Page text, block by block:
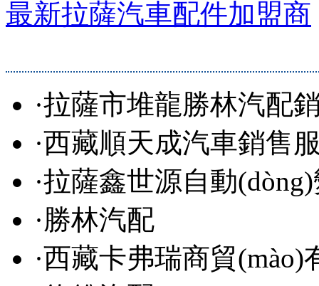
最新拉薩汽車配件加盟商
·拉薩市堆龍勝林汽配
·西藏順天成汽車銷售
·拉薩鑫世源自動
·勝林汽配
·西藏卡弗瑞商貿(mào)